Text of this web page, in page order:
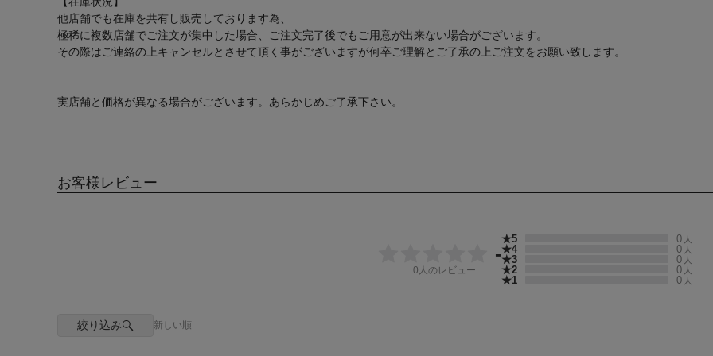
他店舗でも在庫を共有し販売しております為、
極稀に複数店舗でご注文が集中した場合、ご注文完了後でもご用意が出来ない場合がございます。
その際はご連絡の上キャンセルとさせて頂く事がございますが何卒ご理解とご了承の上ご注文をお願い致します。
実店舗と価格が異なる場合がございます。あらかじめご了承下さい。
お客様レビュー
-
0 人のレビュー
★5 0 人
★4 0 人
★3 0 人
★2 0 人
★1 0 人
絞り込み 新しい順